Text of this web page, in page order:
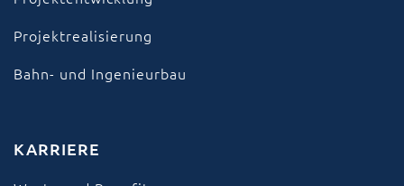
Projektrealisierung
Bahn- und Ingenieurbau
KARRIERE